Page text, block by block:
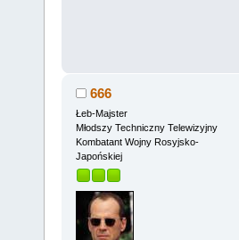
666
Łeb-Majster
Młodszy Techniczny Telewizyjny
Kombatant Wojny Rosyjsko-
Japońskiej